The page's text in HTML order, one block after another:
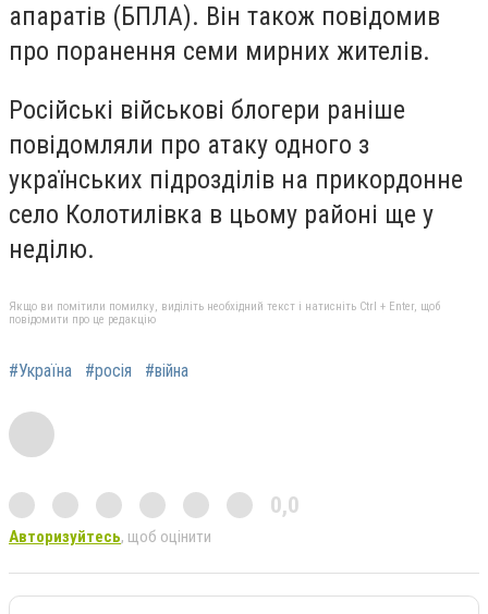
апаратів (БПЛА). Він також повідомив
про поранення семи мирних жителів.
Російські військові блогери раніше
повідомляли про атаку одного з
українських підрозділів на прикордонне
село Колотилівка в цьому районі ще у
неділю.
Якщо ви помітили помилку, виділіть необхідний текст і натисніть Ctrl + Enter, щоб
повідомити про це редакцію
#Україна #росія #війна
0,0
Авторизуйтесь, щоб оцінити